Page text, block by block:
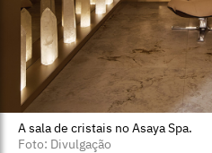
A sala de cristais no Asaya Spa.
Foto: Divulgação